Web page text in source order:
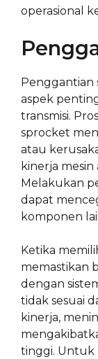
operasional
Penggantian
aspek
transmisi.
sprocket
atau
kinerja mesin
Melakukan
dapat
komponen
Ketika
memastikan
dengan
tidak sesuai
kinerja,
tinggi. Untuk